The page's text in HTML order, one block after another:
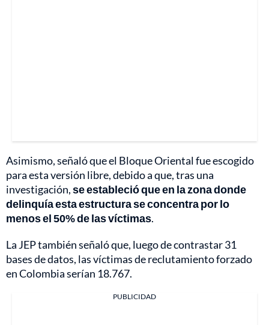
Asimismo, señaló que el Bloque Oriental fue escogido
para esta versión libre, debido a que, tras una
investigación,se estableció que en la zona donde
delinquía esta estructura se concentra por lo
menos el 50% de las víctimas.
La JEP también señaló que, luego de contrastar 31
bases de datos, las víctimas de reclutamiento forzado
en Colombia serían 18.767.
PUBLICIDAD